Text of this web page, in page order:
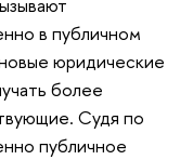
в публичном
юридические
более
Судя по
публичное